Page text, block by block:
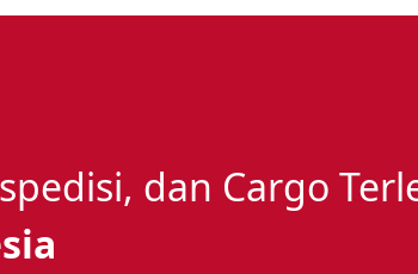
dan Cargo